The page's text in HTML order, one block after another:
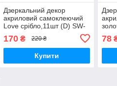
Дзеркальний декор
акриловий самоклеючий
Love срібло,11шт (D) SW-
170₴ 220 ₴
Купити
78